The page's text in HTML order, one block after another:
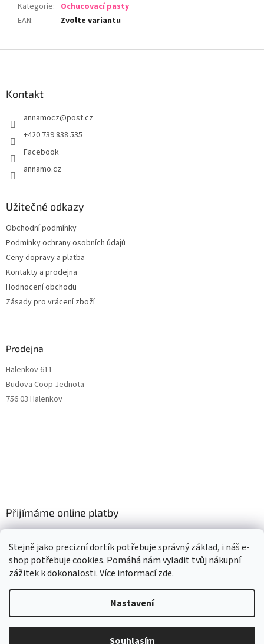
Stejně jako precizní dortík potřebuje správný základ, i náš e-
shop potřebuje cookies. Pomáhá nám vyladit tvůj nákupní
zážitek k dokonalosti. Více informacízde.
Nastavení
Souhlasím
Kategorie: Ochucovací pasty
EAN: Zvolte variantu
Kontakt
annamocz@post.cz
+420 739 838 535
Facebook
annamo.cz
Užitečné odkazy
Obchodní podmínky
Podmínky ochrany osobních údajů
Ceny dopravy a platba
Kontakty a prodejna
Hodnocení obchodu
Zásady pro vrácení zboží
Prodejna
Halenkov 611
Budova Coop Jednota
756 03 Halenkov
Přijímáme online platby
Copyright 2026Annamo cz. Všechna práva vyhrazena.Upravit